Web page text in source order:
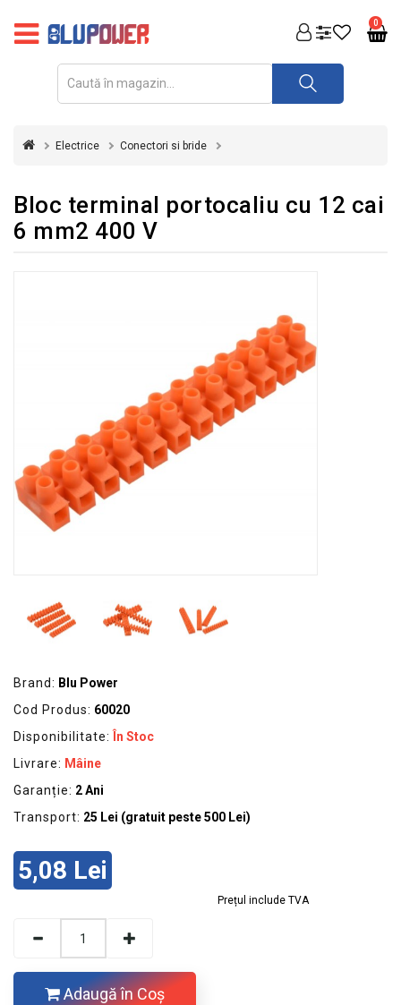
0
FOTOVOLTAICE
REDRESOARE
INVERTOARE
ECHIPAMENTE
ELECTRICE
KITURI
FOTOVOLTAICE
Electrice Conectori si bride
Bloc terminal portocaliu cu 12 cai
6 mm2 400 V
Brand: Blu Power
Cod Produs: 60020
Disponibilitate:
În Stoc
Livrare: Mâine
Garanție: 2 Ani
Transport: 25 Lei (gratuit peste 500 Lei)
5,08 Lei
Prețul include TVA
Adaugă în Coş